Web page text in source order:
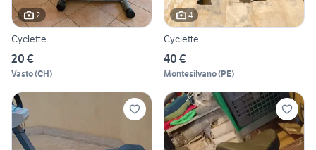
2
Cyclette
20 €
Vasto(CH)
4
Cyclette
40 €
Montesilvano(PE)